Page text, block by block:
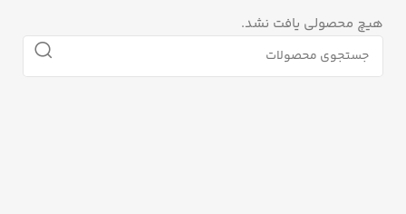
هیچ محصولی یافت نشد.